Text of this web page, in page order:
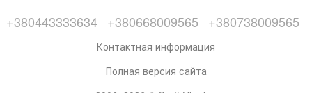
+380443333634 +380668009565 +380738009565
Контактная информация
Полная версия сайта